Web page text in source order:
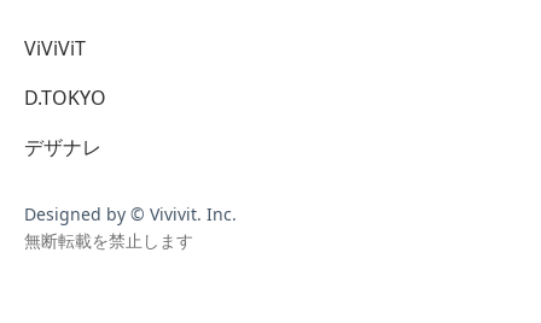
ViViViT
D.TOKYO
デザナレ
Designed by © Vivivit. Inc.
無断転載を禁止します